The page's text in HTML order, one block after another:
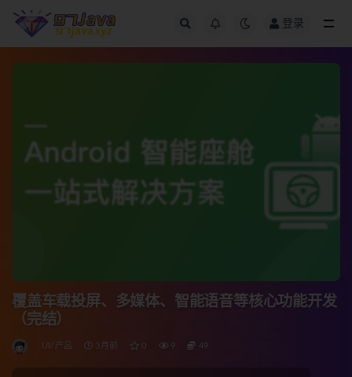
登录
覆盖车载投屏、多媒体、智能语音等核心功能开发
（完结）
UI/产品 3月前 0 9 49